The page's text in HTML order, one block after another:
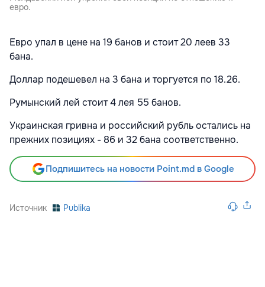
евро.
Евро упал в цене на 19 банов и стоит 20 леев 33
бана.
Доллар подешевел на 3 бана и торгуется по 18.26.
Румынский лей стоит 4 лея 55 банов.
Украинская гривна и российский рубль остались на
прежних позициях - 86 и 32 бана соответственно.
Подпишитесь на новости Point.md в Google
Источник Publika